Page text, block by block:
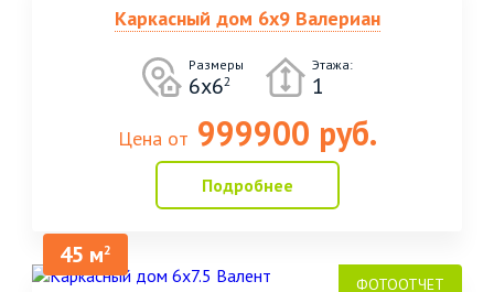
Каркасный дом 6х9 Валериан
Размеры
6х62
Этажа:
1
Цена от 999900 руб.
Подробнее
45 м2